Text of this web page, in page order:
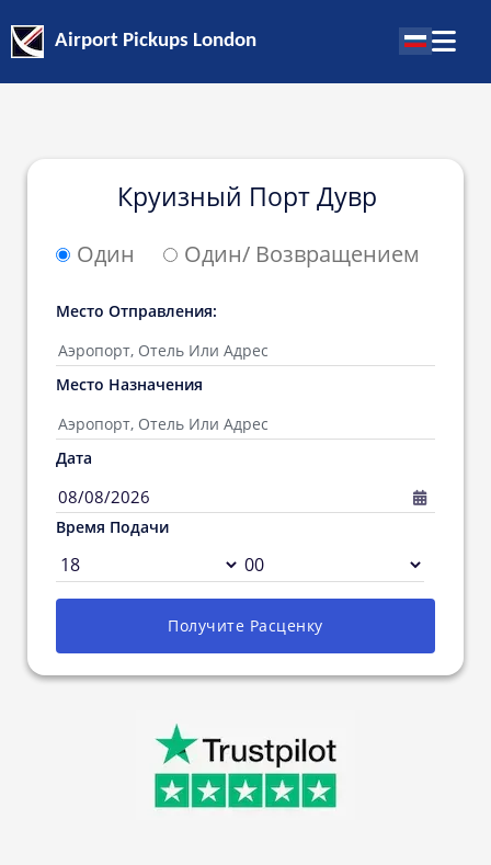
Airport Pickups London
Круизный Порт Дувр
Один Один/ Возвращением
Место Oтправления:
Место Hазначения
Дата
08/08/2026
Время Подачи
Получите Pасценку